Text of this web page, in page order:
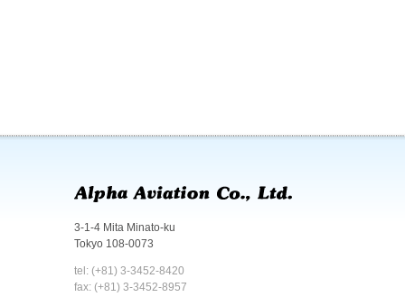
3-1-4 Mita Minato-ku
Tokyo 108-0073
tel: (+81) 3-3452-8420
fax: (+81) 3-3452-8957